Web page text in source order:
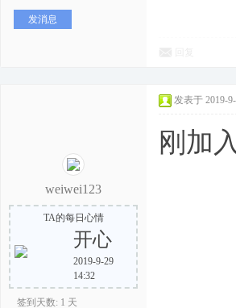
发消息
weiwei123
TA的每日心情
开心
2019-9-29
14:32
签到天数: 1 天
发表于 2019-
刚加